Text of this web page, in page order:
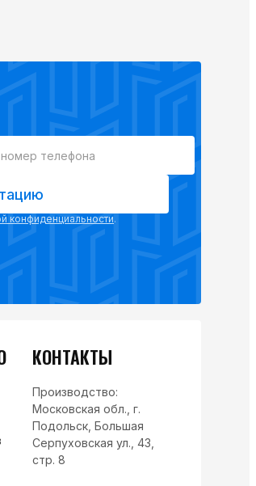
конфиденциальности.
КОНТАКТЫ
Производство:
Московская обл., г.
Подольск, Большая
Серпуховская ул., 43,
стр. 8